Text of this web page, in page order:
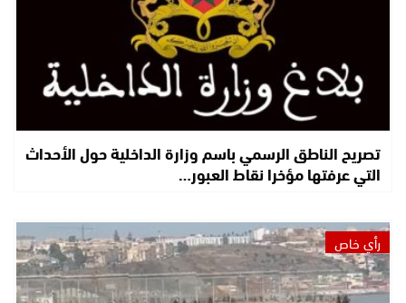
تصريح الناطق الرسمي باسم وزارة الداخلية حول الأحداث
التي عرفتها مؤخرا نقاط العبور…
رأي خاص